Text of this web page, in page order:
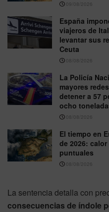
09/08/2026
España
viajeros de
levantar sus
Ceuta
08/08/2026
La Policía
mayores
detener a 57
ocho
08/08/2026
El tiempo en
de 2026:
puntuales
08/08/2026
La sentencia detalla con
consecuencias de índole